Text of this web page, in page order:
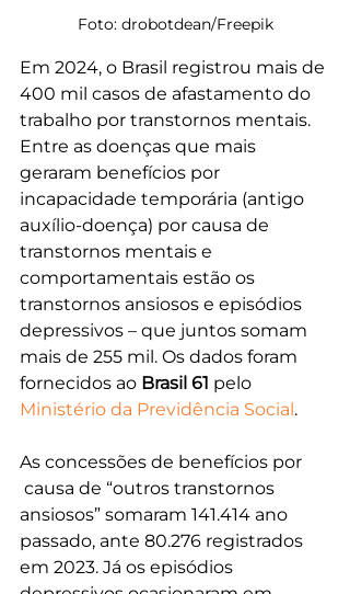
Foto: drobotdean/Freepik
Em 2024, o Brasil registrou mais de
400 mil casos de afastamento do
trabalho por transtornos mentais.
Entre as doenças que mais
geraram benefícios por
incapacidade temporária (antigo
auxílio-doença) por causa de
transtornos mentais e
comportamentais estão os
transtornos ansiosos e episódios
depressivos – que juntos somam
mais de 255 mil. Os dados foram
fornecidos ao Brasil 61 pelo
Ministério da Previdência Social.
As concessões de benefícios por
causa de “outros transtornos
ansiosos” somaram 141.414 ano
passado, ante 80.276 registrados
em 2023. Já os episódios